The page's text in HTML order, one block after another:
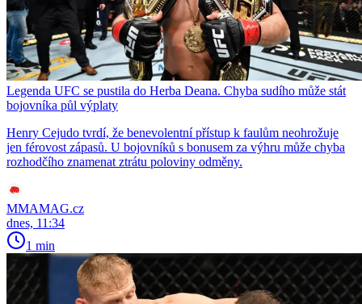
Legenda UFC se pustila do Herba Deana. Chyba sudího může stát
bojovníka půl výplaty
Henry Cejudo tvrdí, že benevolentní přístup k faulům neohrožuje
jen férovost zápasů. U bojovníků s bonusem za výhru může chyba
rozhodčího znamenat ztrátu poloviny odměny.
MMAMAG.cz
dnes, 11:34
1 min